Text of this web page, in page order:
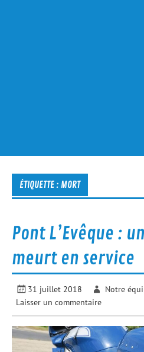
ÉTIQUETTE : MORT
Pont L’Evêque :
meurt en service
31 juillet 2018 Notre
Laisser un commentaire